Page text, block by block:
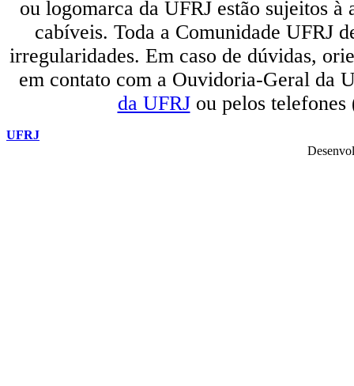
ou logomarca da UFRJ estão sujeitos
cabíveis. Toda a Comunidade UFRJ
irregularidades. Em caso de dúvidas,
em contato com a Ouvidoria-Geral da
da UFRJou pelos telefones
UFRJ